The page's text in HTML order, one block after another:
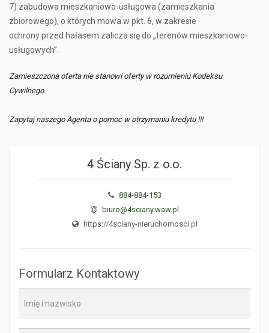
7) zabudowa mieszkaniowo-usługowa (zamieszkania
zbiorowego), o których mowa w pkt. 6, w zakresie
ochrony przed hałasem zalicza się do „terenów mieszkaniowo-
usługowych”.
Zamieszczona oferta nie stanowi oferty w rozumieniu Kodeksu
Cywilnego.
Zapytaj naszego Agenta o pomoc w otrzymaniu kredytu !!!
4 Ściany Sp. z o.o.
884-884-153
biuro@4sciany.waw.pl
https://4sciany-nieruchomosci.pl
Formularz Kontaktowy